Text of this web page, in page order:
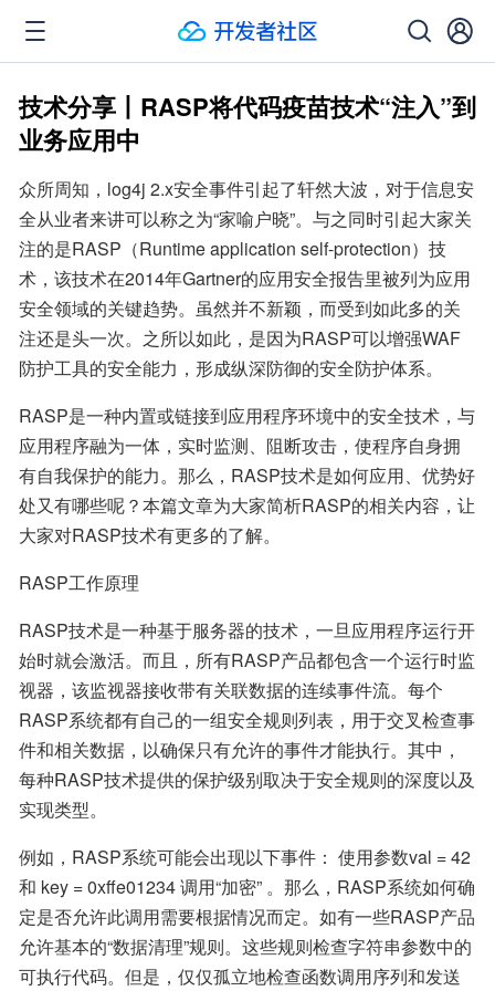
技术分享丨RASP将代码疫苗技术“注入”到
业务应用中
众所周知，log4j 2.x安全事件引起了轩然大波，对于信息安
全从业者来讲可以称之为“家喻户晓”。与之同时引起大家关
注的是RASP（Runtime application self-protection）技
术，该技术在2014年Gartner的应用安全报告里被列为应用
安全领域的关键趋势。虽然并不新颖，而受到如此多的关
注还是头一次。之所以如此，是因为RASP可以增强WAF
防护工具的安全能力，形成纵深防御的安全防护体系。
RASP是一种内置或链接到应用程序环境中的安全技术，与
应用程序融为一体，实时监测、阻断攻击，使程序自身拥
有自我保护的能力。那么，RASP技术是如何应用、优势好
处又有哪些呢？本篇文章为大家简析RASP的相关内容，让
大家对RASP技术有更多的了解。
RASP工作原理
RASP技术是一种基于服务器的技术，一旦应用程序运行开
始时就会激活。而且，所有RASP产品都包含一个运行时监
视器，该监视器接收带有关联数据的连续事件流。每个
RASP系统都有自己的一组安全规则列表，用于交叉检查事
件和相关数据，以确保只有允许的事件才能执行。其中，
每种RASP技术提供的保护级别取决于安全规则的深度以及
实现类型。
例如，RASP系统可能会出现以下事件： 使用参数val = 42
和 key = 0xffe01234 调用“加密” 。那么，RASP系统如何确
定是否允许此调用需要根据情况而定。如有一些RASP产品
允许基本的“数据清理”规则。这些规则检查字符串参数中的
可执行代码。但是，仅仅孤立地检查函数调用序列和发送